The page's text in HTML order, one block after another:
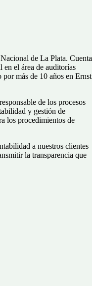
de La Plata. Cuenta
en el área de auditorías
más de 10 años en Ernst
de los procesos
y gestión de
los procedimientos de
a nuestros clientes
la transparencia que